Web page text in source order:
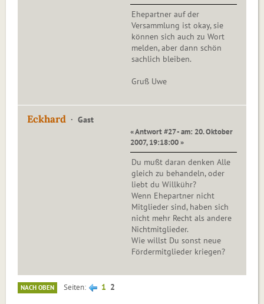
Ehepartner auf der
Versammlung ist okay, sie
können sich auch zu Wort
melden, aber dann schön
sachlich bleiben.
Gruß Uwe
Eckhard Gast
« Antwort #27 - am: 20. Oktober
2007, 19:18:00 »
Du mußt daran denken Alle
gleich zu behandeln, oder
liebt du Willkühr?
Wenn Ehepartner nicht
Mitglieder sind, haben sich
nicht mehr Recht als andere
Nichtmitglieder.
Wie willst Du sonst neue
Fördermitglieder kriegen?
NACH OBEN Seiten 1 2